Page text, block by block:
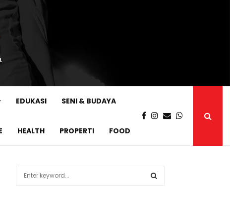
EDUKASI SENI & BUDAYA
HEALTH PROPERTI FOOD